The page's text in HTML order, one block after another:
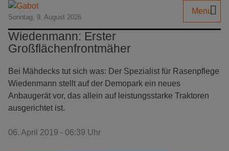
Sonntag, 9. August 2026
Menu
Wiedenmann: Erster
Großflächenfrontmäher
Bei Mähdecks tut sich was: Der Spezialist für Rasenpflege
Wiedenmann stellt auf der Demopark ein neues
Anbaugerät vor, das allein auf leistungsstarke Traktoren
ausgerichtet ist.
06. April 2019 - 06:39 Uhr